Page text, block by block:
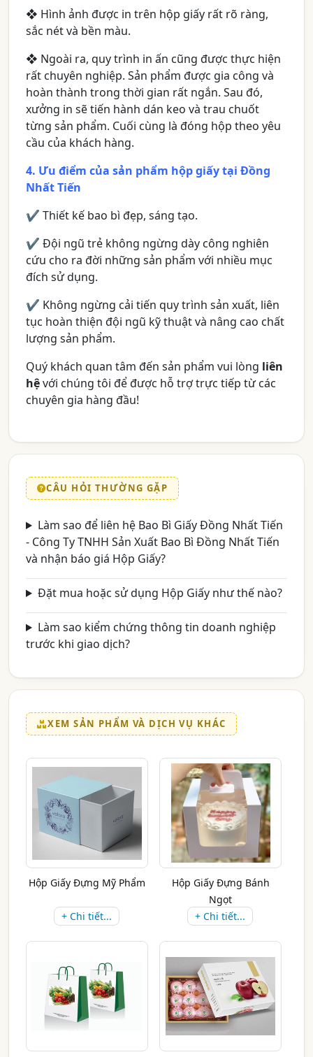
❖ Hình ảnh được in trên hộp giấy rất rõ ràng,
sắc nét và bền màu.
❖ Ngoài ra, quy trình in ấn cũng được thực hiện
rất chuyên nghiệp. Sản phẩm được gia công và
hoàn thành trong thời gian rất ngắn. Sau đó,
xưởng in sẽ tiến hành dán keo và trau chuốt
từng sản phẩm. Cuối cùng là đóng hộp theo yêu
cầu của khách hàng.
4. Ưu điểm của sản phẩm hộp giấy tại Đồng
Nhất Tiến
✔ Thiết kế bao bì đẹp, sáng tạo.
✔ Đội ngũ trẻ không ngừng dày công nghiên
cứu cho ra đời những sản phẩm với nhiều mục
đích sử dụng.
✔ Không ngừng cải tiến quy trình sản xuất, liên
tục hoàn thiện đội ngũ kỹ thuật và nâng cao chất
lượng sản phẩm.
Quý khách quan tâm đến sản phẩm vui lòng liên
hệvới chúng tôi để được hỗ trợ trực tiếp từ các
chuyên gia hàng đầu!
CÂU HỎI THƯỜNG GẶP
Làm sao để liên hệ Bao Bì Giấy Đồng Nhất Tiến
- Công Ty TNHH Sản Xuất Bao Bì Đồng Nhất Tiến
và nhận báo giá Hộp Giấy?
Đặt mua hoặc sử dụng Hộp Giấy như thế nào?
Làm sao kiểm chứng thông tin doanh nghiệp
trước khi giao dịch?
XEM SẢN PHẨM VÀ DỊCH VỤ KHÁC
Hộp Giấy Đựng Mỹ Phẩm
+ Chi tiết...
Hộp Giấy Đựng Bánh
Ngọt
+ Chi tiết...